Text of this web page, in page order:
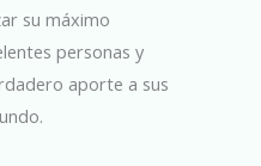
su máximo
personas y
aporte a sus